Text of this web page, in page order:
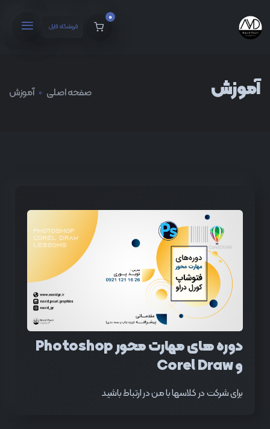
0
فروشگاه فایل
آموزش صفحه اصلی آموزش
دوره های مهارت محور Photoshop
و Corel Draw
برای شرکت در کلاسها با من در ارتباط باشید